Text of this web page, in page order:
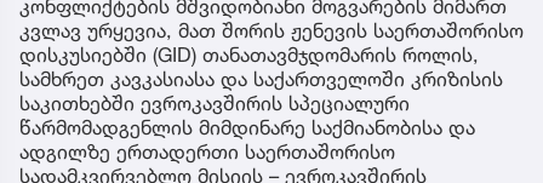
კონფლიქტების მშვიდობიანი მოგვარების მიმართ
კვლავ ურყევია, მათ შორის ჟენევის საერთაშორისო
დისკუსიებში (GID) თანათავმჯდომარის როლის,
სამხრეთ კავკასიასა და საქართველოში კრიზისის
საკითხებში ევროკავშირის სპეციალური
წარმომადგენლის მიმდინარე საქმიანობისა და
ადგილზე ერთადერთი საერთაშორისო
სადამკვირვებლო მისიის – ევროკავშირის